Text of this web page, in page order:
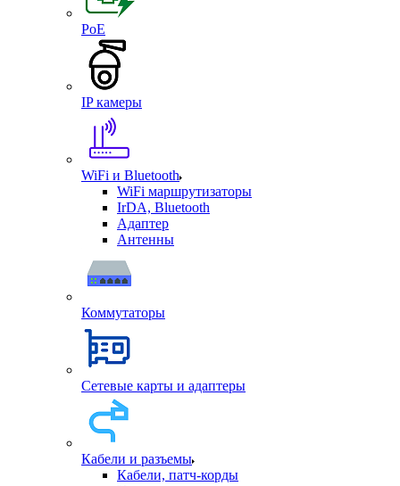
PoE
IP камеры
WiFi и Bluetooth
WiFi маршрутизаторы
IrDA, Bluetooth
Адаптер
Антенны
Коммутаторы
Сетевые карты и адаптеры
Кабели и разъемы
Кабели, патч-корды